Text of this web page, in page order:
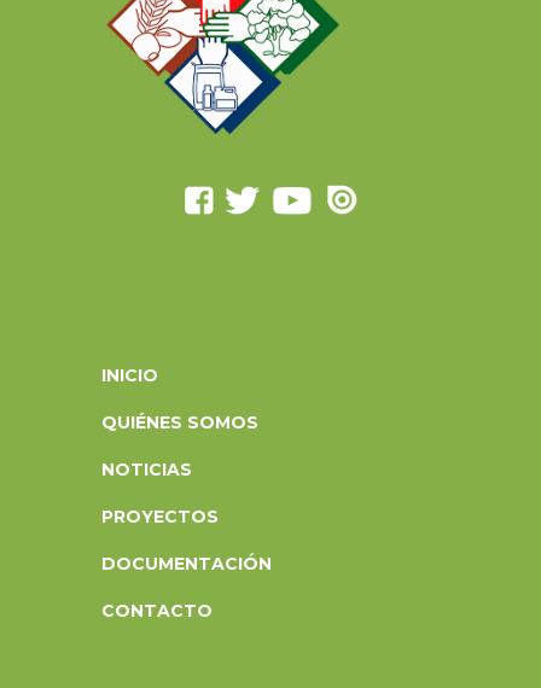
INICIO
QUIÉNES SOMOS
NOTICIAS
PROYECTOS
DOCUMENTACIÓN
CONTACTO